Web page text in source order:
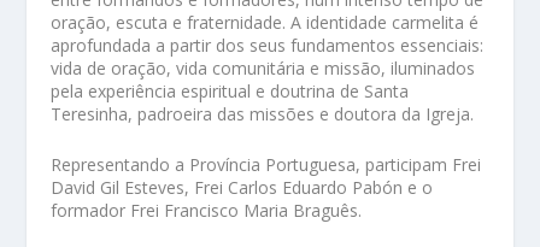
oração, escuta e fraternidade. A identidade carmelita é
aprofundada a partir dos seus fundamentos essenciais:
vida de oração, vida comunitária e missão, iluminados
pela experiência espiritual e doutrina de Santa
Teresinha, padroeira das missões e doutora da Igreja.
Representando a Província Portuguesa, participam Frei
David Gil Esteves, Frei Carlos Eduardo Pabón e o
formador Frei Francisco Maria Braguês.